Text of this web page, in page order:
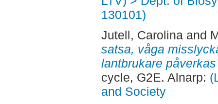
130101)
Jutell, Carolina and
satsa, våga
lantbrukare
cycle, G2E. Alnarp:
and Society